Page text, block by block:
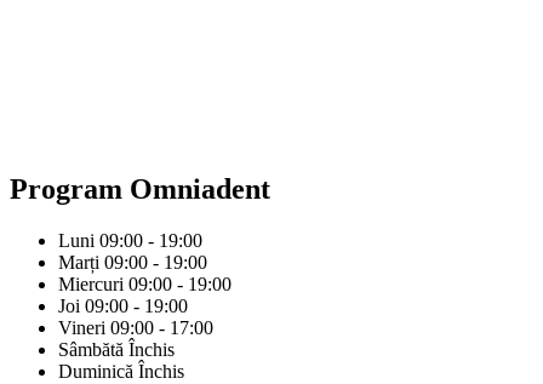
Program Omniadent
Luni 09:00 - 19:00
Marți 09:00 - 19:00
Miercuri 09:00 - 19:00
Joi 09:00 - 19:00
Vineri 09:00 - 17:00
Sâmbătă Închis
Duminică Închis